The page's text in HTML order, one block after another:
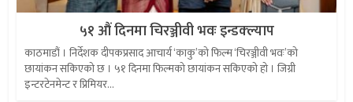
५१ औं दिनमा चिरञ्जीवी भवः इन्डक्ल्याप
काठमाडौं । निर्देशक दीपकप्रसाद आचार्य ‘काकु’को फिल्म ‘चिरञ्जीवी भवः’को
छायांकन सकिएको छ । ५१ दिनमा फिल्मको छायांकन सकिएको हो । जिग्री
इन्टरटेनमेन्ट र प्रिमियर...